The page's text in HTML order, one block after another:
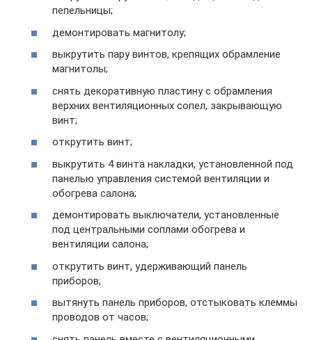
пепельницы;
демонтировать магнитолу;
выкрутить пару винтов, крепящих обрамление
магнитолы;
снять декоративную пластину с обрамления
верхних вентиляционных сопел, закрывающую
винт;
открутить винт;
выкрутить 4 винта накладки, установленной под
панелью управления системой вентиляции и
обогрева салона;
демонтировать выключатели, установленные
под центральными соплами обогрева и
вентиляции салона;
открутить винт, удерживающий панель
приборов;
вытянуть панель приборов, отстыковать клеммы
проводов от часов;